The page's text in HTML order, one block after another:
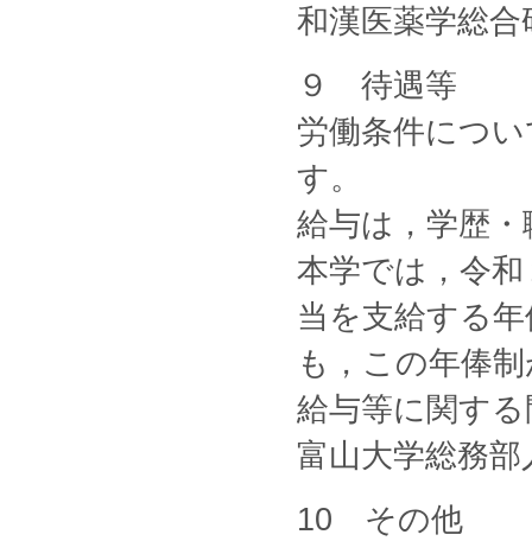
和漢医薬学総
９ 待遇等
労働条件につ
す。
給与は，学歴
本学では，令
当を支給する
も，この年俸
給与等に関す
富山大学総務
10 その他